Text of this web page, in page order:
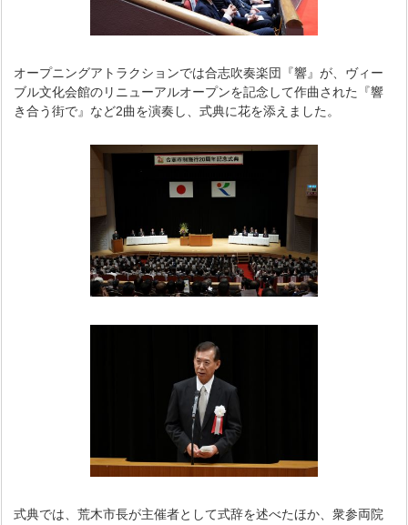
オープニングアトラクションでは合志吹奏楽団『響』が、ヴィー
ブル文化会館のリニューアルオープンを記念して作曲された『響
き合う街で』など2曲を演奏し、式典に花を添えました。
式典では、荒木市長が主催者として式辞を述べたほか、衆参両院